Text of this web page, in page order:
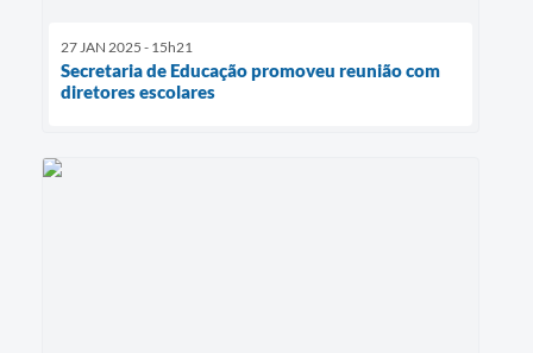
27 JAN 2025 - 15h21
Secretaria de Educação promoveu reunião com
diretores escolares